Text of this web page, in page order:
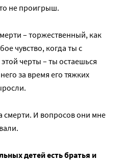
не проигрыш.
– торжественный, как
чувство, когда ты с
черты – ты остаешься
за время его тяжких
смерти. И вопросов они мне
детей есть братья и